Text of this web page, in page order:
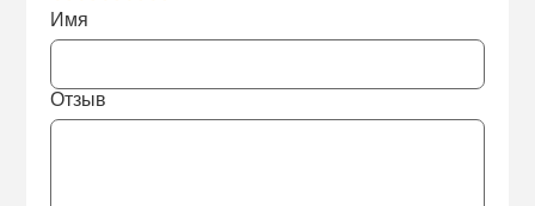
fields
Имя
Отзыв